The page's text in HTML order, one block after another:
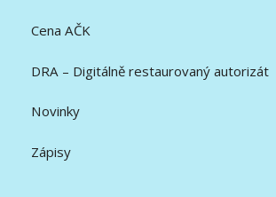
Cena AČK
DRA – Digitálně restaurovaný autorizát
Novinky
Zápisy